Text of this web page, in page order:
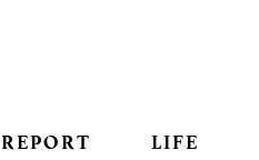
REPORT LIFE